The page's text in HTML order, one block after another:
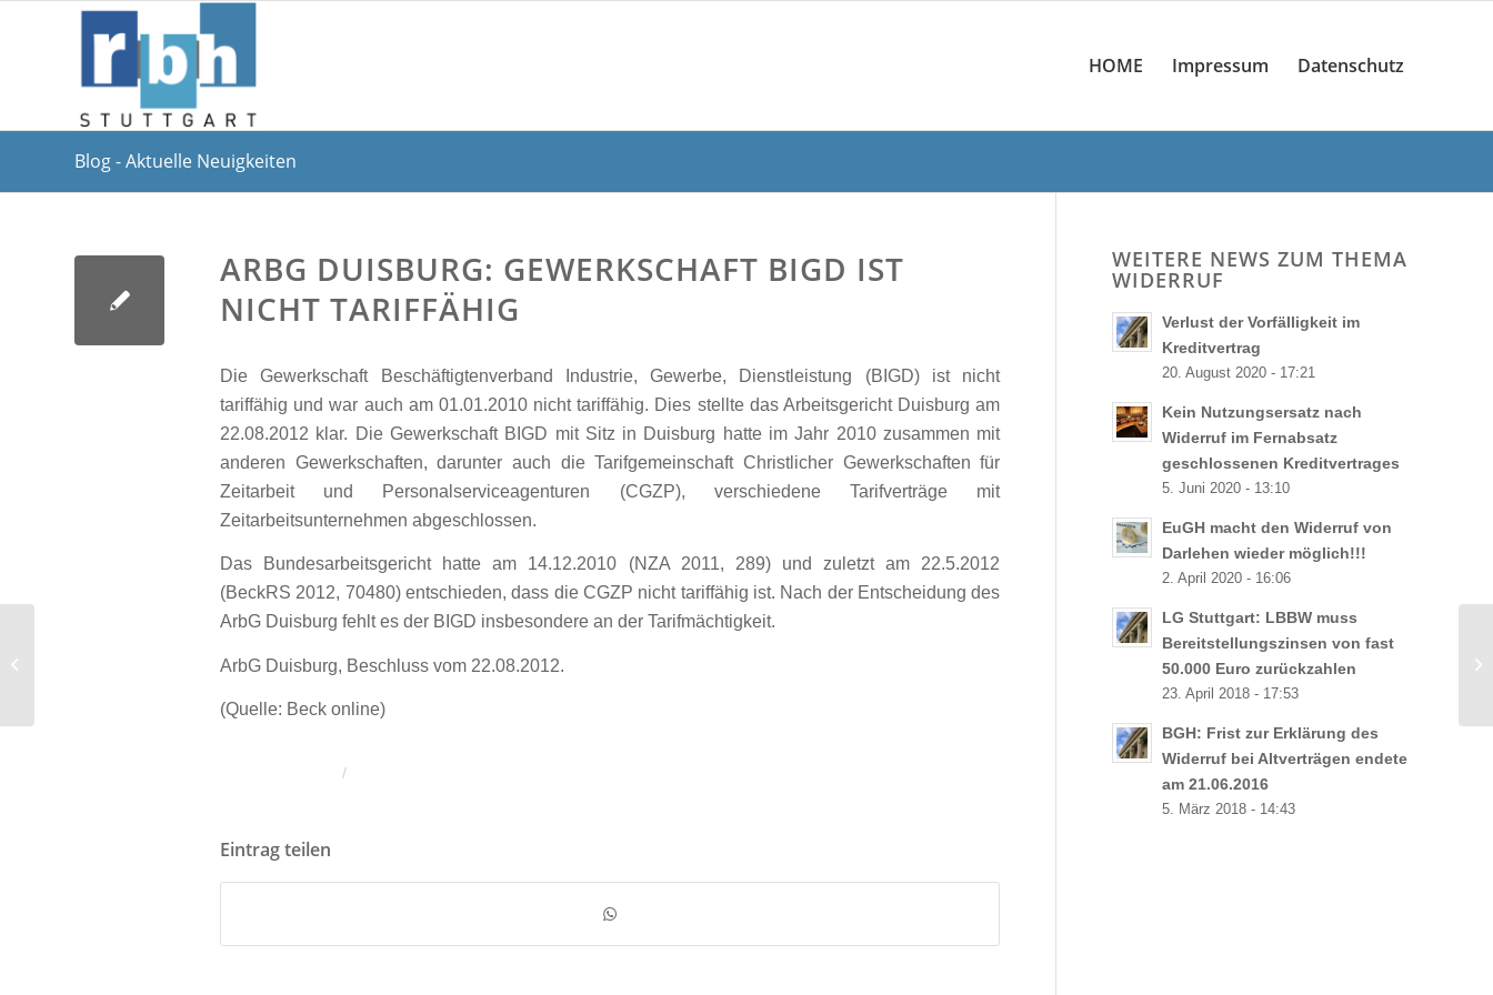
HOME Impressum Datenschutz
Blog - Aktuelle Neuigkeiten
ARBG DUISBURG: GEWERKSCHAFT BIGD IST
NICHT TARIFFÄHIG
Die Gewerkschaft Beschäftigtenverband Industrie, Gewerbe, Dienstleistung (BIGD) ist nicht
tariffähig und war auch am 01.01.2010 nicht tariffähig. Dies stellte das Arbeitsgericht Duisburg am
22.08.2012 klar. Die Gewerkschaft BIGD mit Sitz in Duisburg hatte im Jahr 2010 zusammen mit
anderen Gewerkschaften, darunter auch die Tarifgemeinschaft Christlicher Gewerkschaften für
Zeitarbeit und Personalserviceagenturen (CGZP), verschiedene Tarifverträge mit
Zeitarbeitsunternehmen abgeschlossen.
Das Bundesarbeitsgericht hatte am 14.12.2010 (NZA 2011, 289) und zuletzt am 22.5.2012
(BeckRS 2012, 70480) entschieden, dass die CGZP nicht tariffähig ist. Nach der Entscheidung des
ArbG Duisburg fehlt es der BIGD insbesondere an der Tarifmächtigkeit.
ArbG Duisburg, Beschluss vom 22.08.2012.
(Quelle: Beck online)
/
Eintrag teilen
WEITERE NEWS ZUM THEMA
WIDERRUF
Verlust der Vorfälligkeit im
Kreditvertrag
20. August 2020 - 17:21
Kein Nutzungsersatz nach
Widerruf im Fernabsatz
geschlossenen Kreditvertrages
5. Juni 2020 - 13:10
EuGH macht den Widerruf von
Darlehen wieder möglich!!!
2. April 2020 - 16:06
LG Stuttgart: LBBW muss
Bereitstellungszinsen von fast
50.000 Euro zurückzahlen
23. April 2018 - 17:53
BGH: Frist zur Erklärung des
Widerruf bei Altverträgen endete
am 21.06.2016
5. März 2018 - 14:43
unabhängig von tatsächlicher